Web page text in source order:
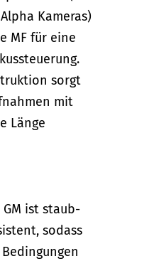
Kameras)
MF für eine
sorgt
mit
Länge
GM ist staub-
sodass